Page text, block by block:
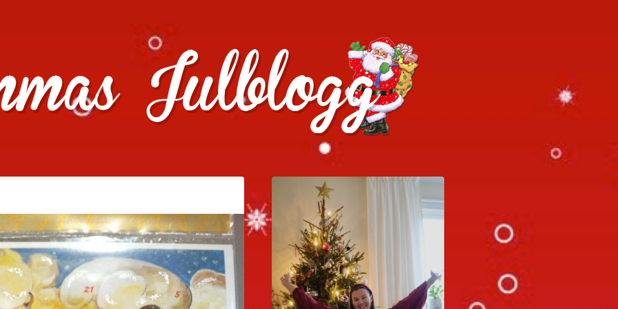
julklappstips, julkalendrar, adventskalendrar , julpyssel och julrecept!